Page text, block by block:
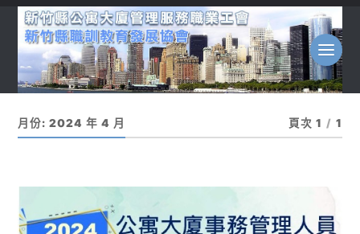
月份:2024 年 4 月 頁次 1 / 1